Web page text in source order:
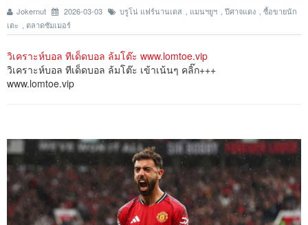
Jokernut 2026-03-03 บรูโน่ แฟร์นานเดส แมนฯยูฯ ปีศาจแดง
ซื้อขายนัก
เตะ
ตลาดซัมเมอร์
วิเคราะห์บอล ทีเด็ดบอล ล้มโต๊ะ www.lomtoe.vip
วิเคราะห์บอล ทีเด็ดบอล ล้มโต๊ะ เข้าเน้นๆ คลิ๊ก+++
www.lomtoe.vip